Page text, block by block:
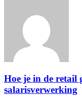
Hoe je in de retail
salarisverwerking